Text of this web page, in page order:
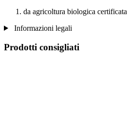
da agricoltura biologica certificata
Informazioni legali
Prodotti consigliati